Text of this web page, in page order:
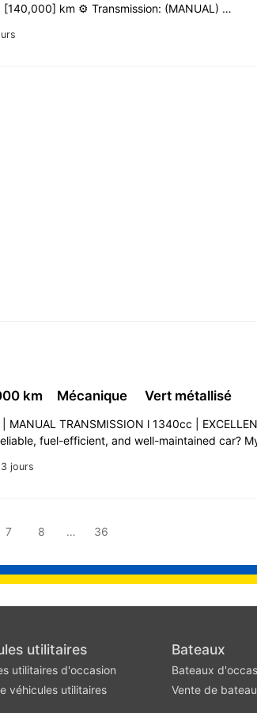
[140,000] km ⚙️ Transmission: (MANUAL) …
jours
km Mécanique Vert métallisé
| MANUAL TRANSMISSION l 1340cc |
fuel-efficient, and well-maintained car?
7 8 … 36
utilitaires
utilitaires d'occasion
véhicules utilitaires
Bateaux
Bateaux
Vente de